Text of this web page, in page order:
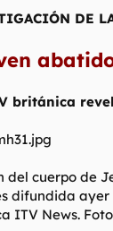
DE
británica
del cuerpo de
difundida
ITV News.